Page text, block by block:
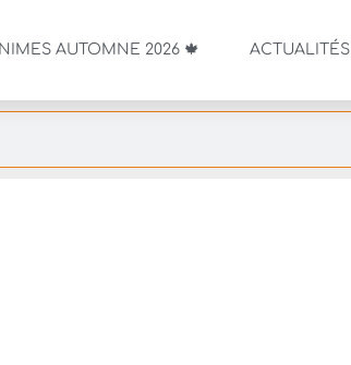
AUTOMNE 2026 🍁 ACTUALITÉS